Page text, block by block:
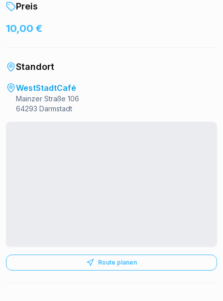
Preis
10,00 €
Standort
WestStadtCafé
Mainzer Straße 106
64293 Darmstadt
Route planen